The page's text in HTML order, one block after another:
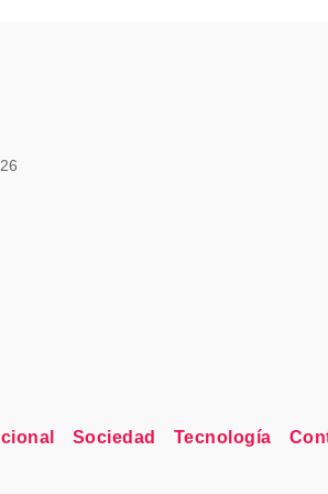
Sociedad Tecnología